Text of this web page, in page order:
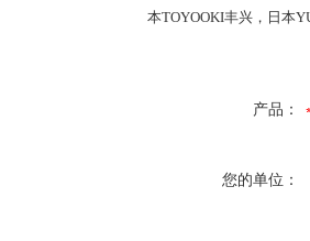
本TOYOOKI丰兴，日本
产品：
您的单位：